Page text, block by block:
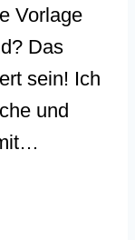
Vorlage
Das
sein! Ich
und